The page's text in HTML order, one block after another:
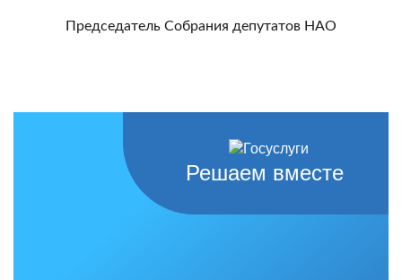
Председатель Собрания депутатов НАО
Решаем вместе